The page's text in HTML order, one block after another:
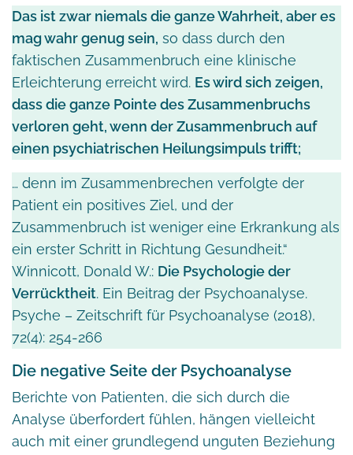
Das ist zwar niemals die ganze Wahrheit, aber es
mag wahr genug sein, so dass durch den
faktischen Zusammenbruch eine klinische
Erleichterung erreicht wird. Es wird sich zeigen,
dass die ganze Pointe des Zusammenbruchs
verloren geht, wenn der Zusammenbruch auf
einen psychiatrischen Heilungsimpuls trifft;
… denn im Zusammenbrechen verfolgte der
Patient ein positives Ziel, und der
Zusammenbruch ist weniger eine Erkrankung als
ein erster Schritt in Richtung Gesundheit.“
Winnicott, Donald W.: Die Psychologie der
Verrücktheit. Ein Beitrag der Psychoanalyse.
Psyche – Zeitschrift für Psychoanalyse (2018),
72(4): 254-266
Die negative Seite der Psychoanalyse
Berichte von Patienten, die sich durch die
Analyse überfordert fühlen, hängen vielleicht
auch mit einer grundlegend unguten Beziehung